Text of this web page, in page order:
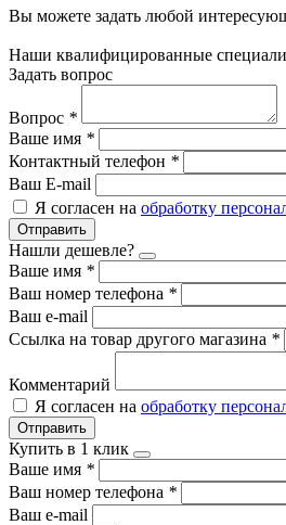
Вы можете задать любой
Наши квалифицированные
Задать вопрос
Вопрос *
Ваше имя *
Контактный телефон *
Ваш E-mail
Я согласен на обработку
Отправить
Нашли дешевле?
Ваше имя *
Ваш номер телефона *
Ваш e-mail
Ссылка на товар другого магазина *
Комментарий
Я согласен на обработку
Отправить
Купить в 1 клик
Ваше имя *
Ваш номер телефона *
Ваш e-mail